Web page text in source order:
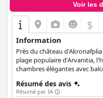
Voir les
$
Information
Près du château
plage populaire d'Arvanitia,
chambres élégantes avec
Résumé des avis
Résumé par IA